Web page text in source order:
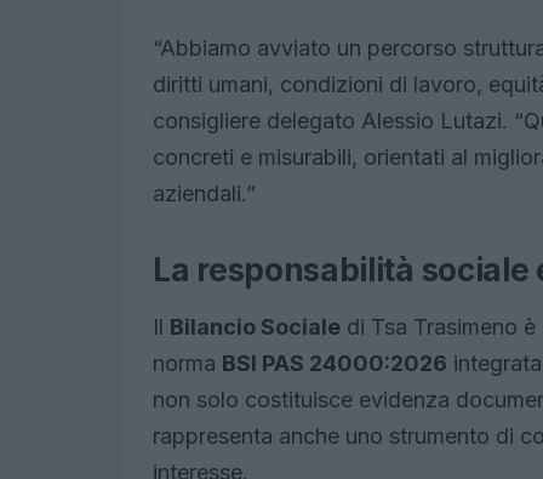
“Abbiamo avviato un percorso
diritti umani, condizioni di lavoro,
consigliere delegato Alessio Lutazi.
concreti e misurabili, orientati al
aziendali.”
La responsabilità sociale
Il Bilancio Sociale di Tsa Trasimeno
norma BSI PAS 24000:2026
non solo costituisce evidenza
rappresenta anche uno strumento di
interesse.